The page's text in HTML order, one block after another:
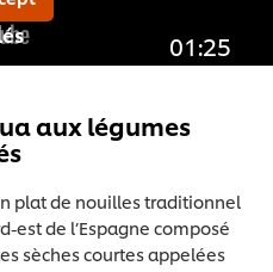
01:25
aux légumes
plat de nouilles traditionnel
est de l’Espagne composé
sèches courtes appelées